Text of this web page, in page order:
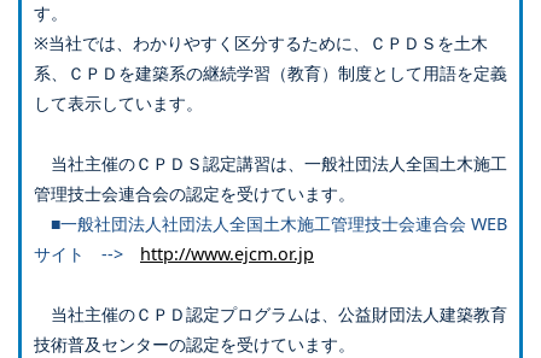
す。
※当社では、わかりやすく区分するために、ＣＰＤＳを土木
系、ＣＰＤを建築系の継続学習（教育）制度として用語を定義
して表示しています。
当社主催のＣＰＤＳ認定講習は、一般社団法人全国土木施工
管理技士会連合会の認定を受けています。
■一般社団法人社団法人全国土木施工管理技士会連合会 WEB
サイト --> http://www.ejcm.or.jp
当社主催のＣＰＤ認定プログラムは、公益財団法人建築教育
技術普及センターの認定を受けています。